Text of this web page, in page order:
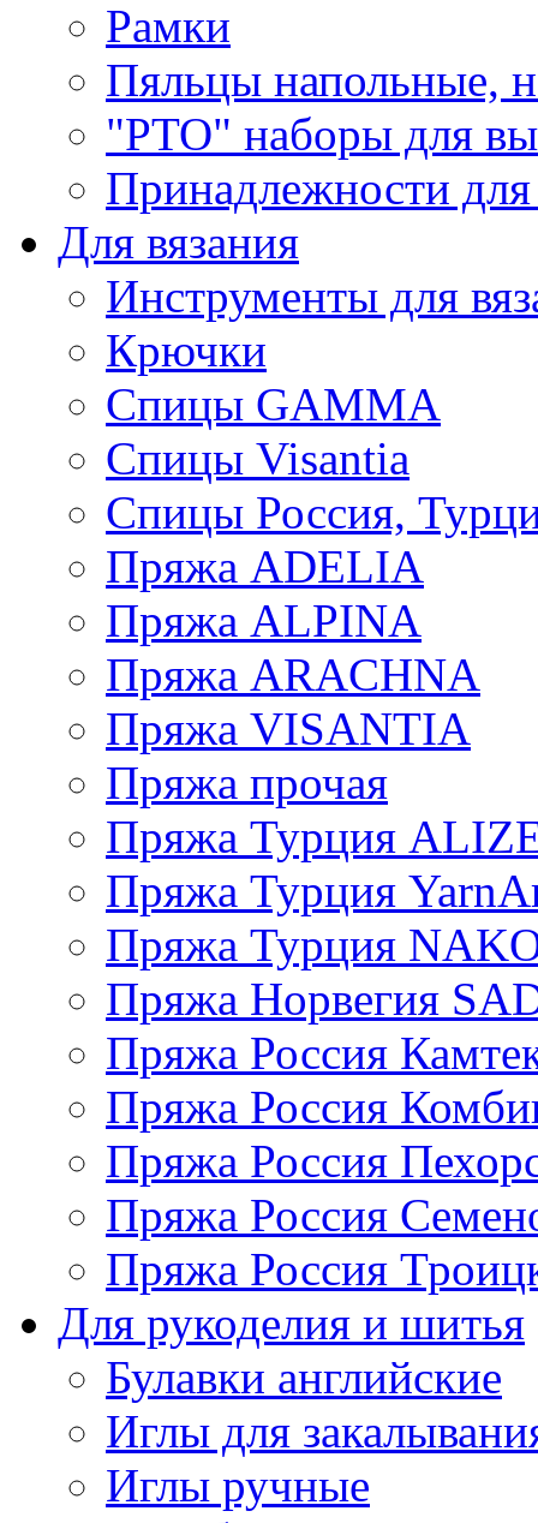
Рамки
Пяльцы напольные,
"РТО" наборы для
Принадлежности
Для вязания
Инструменты для
Крючки
Спицы GAMMA
Спицы Visantia
Спицы Россия,
Пряжа ADELIA
Пряжа ALPINA
Пряжа ARACHNA
Пряжа VISANTIA
Пряжа прочая
Пряжа Турция
Пряжа Турция
Пряжа Турция
Пряжа Норвегия
Пряжа Россия
Пряжа Россия
Пряжа Россия
Пряжа Россия
Пряжа Россия
Для рукоделия и шитья
Булавки английские
Иглы для
Иглы ручные